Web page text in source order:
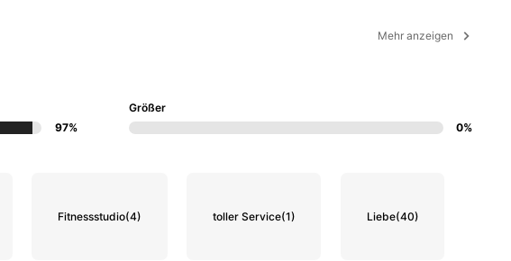
Mehr anzeigen
97%
Größer
0%
Fitnessstudio(4) toller Service(1) Liebe(40)